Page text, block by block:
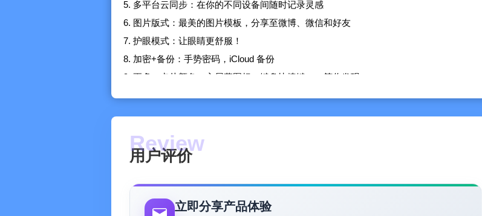
5. 多平台云同步：在你的不同设备间随时记录灵感
6. 图片版式：最美的图片模板，分享至微博、微信和好友
7. 护眼模式：让眼睛更舒服！
8. 加密+备份：手势密码，iCloud 备份
9. 更多：卡片颜色，主屏幕图标，键盘快捷键……等你发现~
- iNote Pro 月度会员套餐
- iNote Cloud 100 GB · 年度会员
确认购买后，将会从您的 iTunes 帐户中收取费用。您可以在每个周期结束至少 24 小时前取
用户评价
立即分享产品体验